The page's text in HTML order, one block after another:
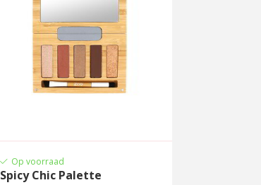
Op voorraad
Spicy Chic Palette